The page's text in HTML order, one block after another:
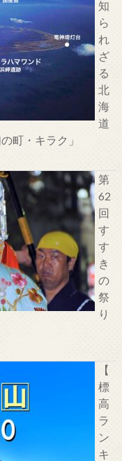
知
ら
れ
ざ
る
北
海
道
町・キラク」
第
62
回
す
す
き
の
祭
り
【
標
高
ラ
ン
キ